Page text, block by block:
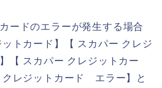
ードのエラーが発生する場合
トカード】【 スカパー クレジ
【 スカパー クレジットカー
レジットカード エラー】と